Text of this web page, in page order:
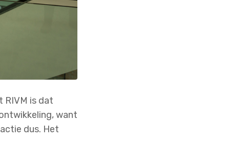
RIVM is dat
want
dus. Het